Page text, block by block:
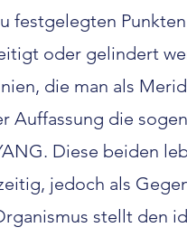
festgelegten
oder gelindert
die man als
Auffassung die
Diese beiden
jedoch als
stellt den